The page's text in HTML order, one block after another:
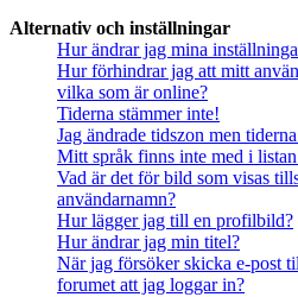
Alternativ och inställningar
Hur ändrar jag mina
Hur förhindrar jag att mitt
vilka som är online?
Tiderna stämmer inte!
Jag ändrade tidszon men
Mitt språk finns inte med i
Vad är det för bild som visas
användarnamn?
Hur lägger jag till en profilbild?
Hur ändrar jag min titel?
När jag försöker skicka e-post
forumet att jag loggar in?